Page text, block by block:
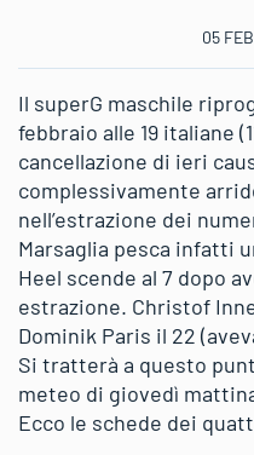
05
Il superG maschile
febbraio alle 19 italiane
cancellazione di ieri
complessivamente
nell’estrazione dei
Marsaglia pesca infatti
Heel scende al 7 dopo
estrazione. Christof
Dominik Paris il 22
Si tratterà a questo
meteo di giovedì
Ecco le schede dei